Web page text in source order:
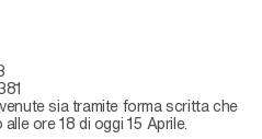
sia tramite forma scritta che
ore 18 di oggi 15 Aprile.